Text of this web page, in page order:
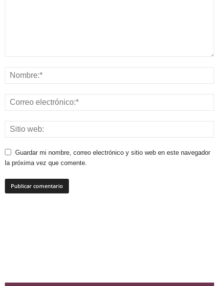
Guardar mi nombre, correo electrónico y sitio web en este navegador
la próxima vez que comente.